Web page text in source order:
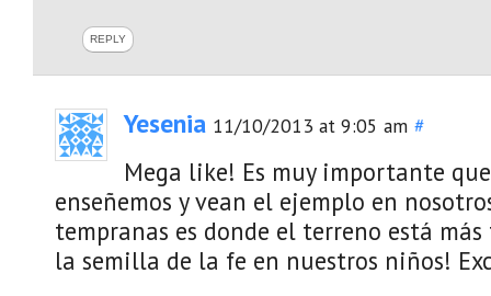
REPLY
Yesenia 11/10/2013 at 9:05 am #
Mega like! Es muy importante
enseñemos y vean el ejemplo en
tempranas es donde el terreno está
la semilla de la fe en nuestros niños!